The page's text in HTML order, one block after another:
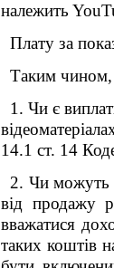
належить
Плату за
Таким чином,
1. Чи є
14.1 ст. 14
2. Чи можуть
від продажу
вважатися
таких коштів